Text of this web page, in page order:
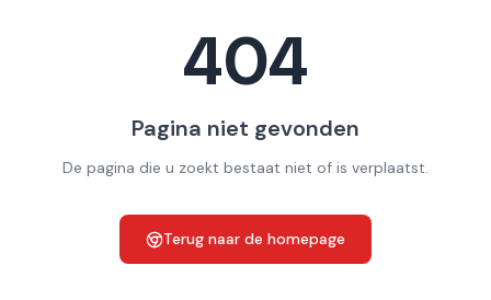
404
Pagina niet gevonden
De pagina die u zoekt bestaat niet of is verplaatst.
Terug naar de homepage